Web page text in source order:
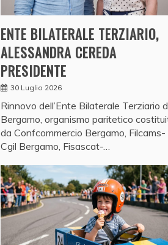
ENTE BILATERALE TERZIARIO,
ALESSANDRA CEREDA
PRESIDENTE
30 Luglio 2026
Rinnovo dell’Ente Bilaterale Terziario
Bergamo, organismo paritetico
da Confcommercio Bergamo, Filcams-
Cgil Bergamo, Fisascat-…